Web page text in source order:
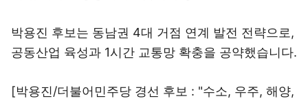
박용진 후보는 동남권 4대 거점 연계 발전 전략으로,
공동산업 육성과 1시간 교통망 확충을 공약했습니다.
[박용진/더불어민주당 경선 후보 : "수소, 우주, 해양,